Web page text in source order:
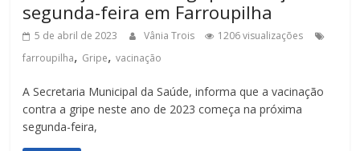
segunda-feira em Farroupilha
5 de abril de 2023 Vânia Trois
1206 visualizações
farroupilha, Gripe,vacinação
A Secretaria Municipal da Saúde, informa que a vacinação
contra a gripe neste ano de 2023 começa na próxima
segunda-feira,